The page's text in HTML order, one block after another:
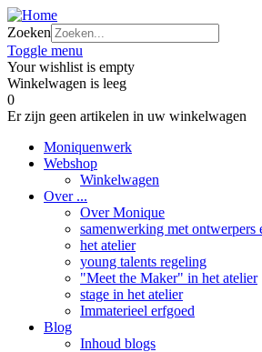
Zoeken
Toggle menu
Your wishlist is empty
Winkelwagen is leeg
0
Er zijn geen artikelen in uw winkelwagen
Moniquenwerk
Webshop
Winkelwagen
Over ...
Over Monique
samenwerking met ontwerpers
het atelier
young talents regeling
"Meet the Maker" in het atelier
stage in het atelier
Immaterieel erfgoed
Blog
Inhoud blogs